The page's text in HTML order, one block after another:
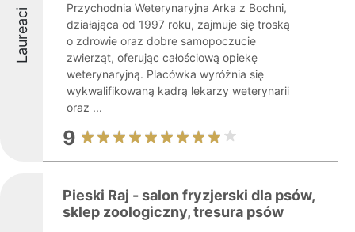
Laureaci
Przychodnia Weterynaryjna Arka z Bochni,
działająca od 1997 roku, zajmuje się troską
o zdrowie oraz dobre samopoczucie
zwierząt, oferując całościową opiekę
weterynaryjną. Placówka wyróżnia się
wykwalifikowaną kadrą lekarzy weterynarii
oraz ...
9
Pieski Raj - salon fryzjerski dla psów,
sklep zoologiczny, tresura psów